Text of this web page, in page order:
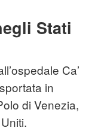
Stati
Ca’
in
di Venezia,